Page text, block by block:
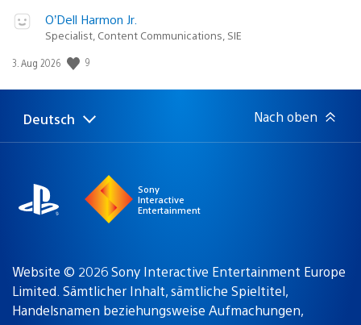
O’Dell Harmon Jr.
Specialist, Content Communications, SIE
Veröffentlichungsdatum:
3. Aug 2026 9
Select
a
Aktuelle
Region:
Deutsch Nach oben
Sony
Interactive
Entertainment
Website © 2026 Sony Interactive Entertainment Europe
Limited. Sämtlicher Inhalt, sämtliche Spieltitel,
Handelsnamen beziehungsweise Aufmachungen,